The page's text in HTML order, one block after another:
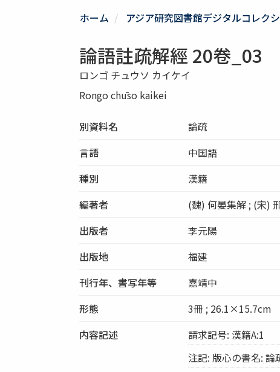
ホーム アジア研究図書館デジタルコレク
論語註疏解經 20卷_03
ロンゴ チュウソ カイケイ
Rongo chūso kaikei
別資料名
論疏
言語
中国語
種別
漢籍
編著者
(魏) 何晏集解 ; (宋)
出版者
李元陽
出版地
福建
刊行年、書写年等
嘉靖中
形態
3冊 ; 26.1×15.7cm
内容記述
請求記号: 漢籍A:1
注記: 版心の書名: 論